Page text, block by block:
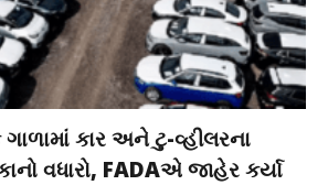
કાર અને ટુ-વ્હીલરના
વધારો, FADAએ જાહેર કર્યા